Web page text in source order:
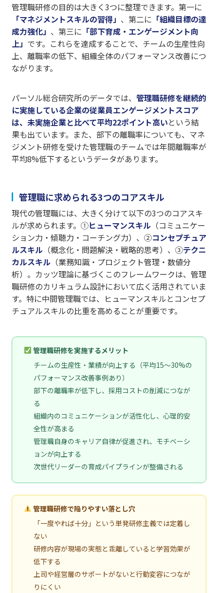
管理職研修の目的は大きく3つに整理できます。第一に
「マネジメントスキルの習得」 、第二に 「組織目標の達
成力強化」 、第三に 「部下育成・エンゲージメント向
上」 です。これらを達成することで、チームの生産性向
上、離職率の低下、組織全体のパフォーマンス改善につ
ながります。
パーソル総合研究所のデータでは、 管理職研修を継続的
に実施している企業の従業員エンゲージメントスコア
は、未実施企業と比べて平均22ポイント高いという結
果も出ています。また、部下の離職率についても、マネ
ジメント研修を受けた管理職のチームでは年間離職率が
平均8%低下するというデータがあります。
管理職に求められる3つのコアスキル
現代の管理職には、大きく分けて以下の3つのコアスキ
ルが求められます。①ヒューマンスキル （コミュニケー
ション力・傾聴力・コーチング力）、②コンセプチュア
ルスキル （概念化・問題解決・戦略的思考）、③テクニ
カルスキル （業務知識・プロジェクト管理・数値分
析）。カッツ理論に基づくこのフレームワークは、管理
職研修のカリキュラム設計において広く活用されていま
す。特に中間管理職では、ヒューマンスキルとコンセプ
チュアルスキルの比重を高めることが重要です。
管理職研修を実施するメリット
チームの生産性・業績が向上する（平均15〜30%の
パフォーマンス改善事例あり）
部下の離職率が低下し、採用コストの削減につなが
る
組織内のコミュニケーションが活性化し、心理的安
全性が高まる
管理職自身のキャリア自律が促進され、モチベーシ
ョンが向上する
次世代リーダーの育成パイプラインが整備される
管理職研修で陥りやすい落とし穴
「一度やれば十分」という単発研修主義では定着し
ない
研修内容が現場の実態と乖離していると学習効果が
低下する
上司や経営層のサポートがないと行動変容につなが
りにくい